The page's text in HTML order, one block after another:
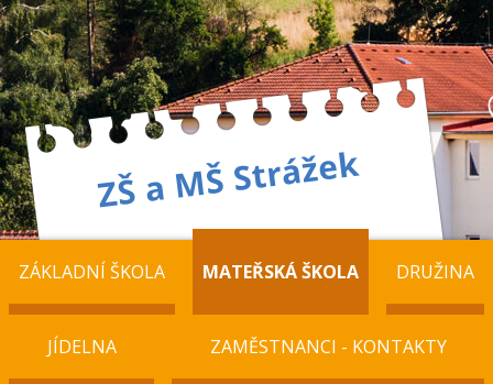
ZÁKLADNÍ ŠKOLA MATEŘSKÁ ŠKOLA DRUŽINA
JÍDELNA ZAMĚSTNANCI - KONTAKTY